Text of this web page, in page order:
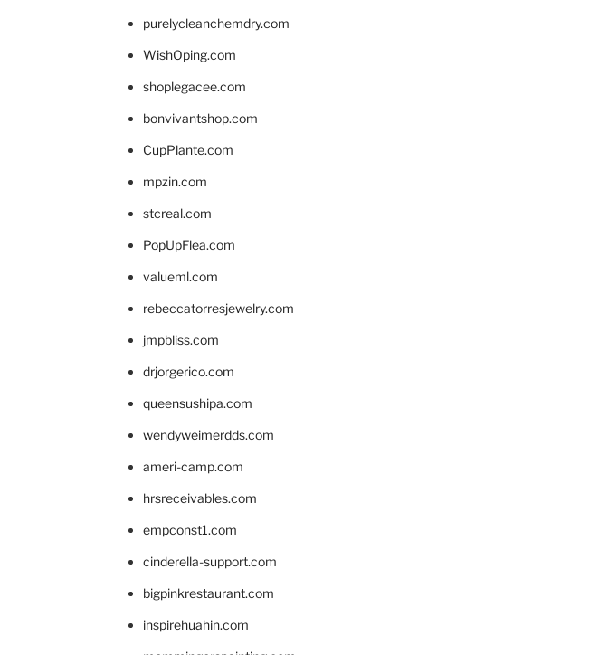
purelycleanchemdry.com
WishOping.com
shoplegacee.com
bonvivantshop.com
CupPlante.com
mpzin.com
stcreal.com
PopUpFlea.com
valueml.com
rebeccatorresjewelry.com
jmpbliss.com
drjorgerico.com
queensushipa.com
wendyweimerdds.com
ameri-camp.com
hrsreceivables.com
empconst1.com
cinderella-support.com
bigpinkrestaurant.com
inspirehuahin.com